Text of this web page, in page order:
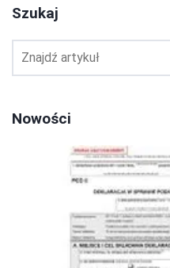
Szukaj
Nowości